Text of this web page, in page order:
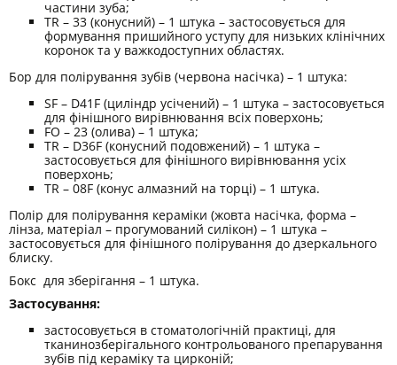
частини зуба;
TR – 33 (конусний) – 1 штука – застосовується для
формування пришийного уступу для низьких клінічних
коронок та у важкодоступних областях.
Бор для полірування зубів (червона насічка) – 1 штука:
SF – D41F (циліндр усічений) – 1 штука – застосовується
для фінішного вирівнювання всіх поверхонь;
FO – 23 (олива) – 1 штука;
TR – D36F (конусний подовжений) – 1 штука –
застосовується для фінішного вирівнювання усіх
поверхонь;
TR – 08F (конус алмазний на торці) – 1 штука.
Полір для полірування кераміки (жовта насічка, форма –
лінза, матеріал – прогумований силікон) – 1 штука –
застосовується для фінішного полірування до дзеркального
блиску.
Бокс для зберігання – 1 штука.
Застосування:
застосовується в стоматологічній практиці, для
тканинозберігального контрольованого препарування
зубів під кераміку та цирконій;